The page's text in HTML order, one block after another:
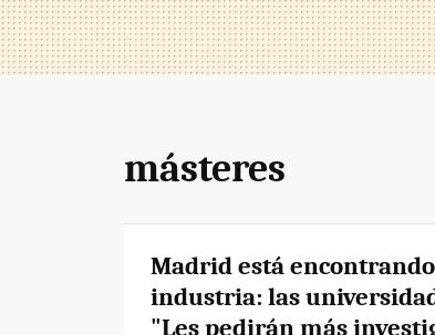
másteres
Madrid está
industria: las
"Les pedirán más